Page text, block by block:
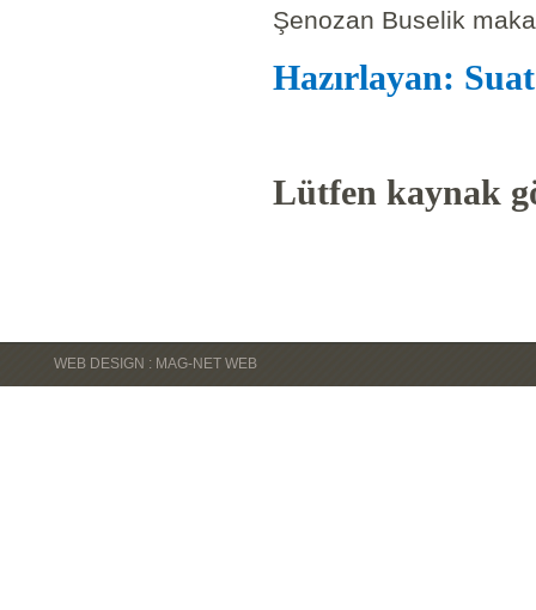
Şenozan Buselik
Hazırlayan:
Lütfen kaynak
WEB DESIGN : MAG-NET WEB